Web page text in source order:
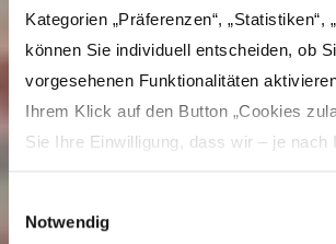
Kategorien „Präferenzen“, „Statistiken“,
können Sie individuell entscheiden, ob
vorgesehenen Funktionalitäten
Ihrem Klick auf den Button „Cookies
Sie Ihre Einwilligung, dass wir – je nach
soziale Medien anbieten und Ihre
Website analysieren und dabei Cookies
Notwendig